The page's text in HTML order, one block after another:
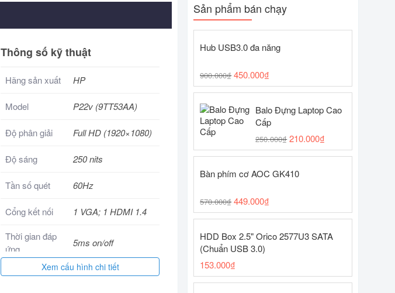
Thông số kỹ thuật
Hãng sản xuất HP
Model P22v (9TT53AA)
Độ phân giải Full HD (1920×1080)
Độ sáng 250 nits
Tần số quét 60Hz
Cổng kết nối
1 VGA; 1 HDMI 1.4
Thời gian đáp
ứng
5ms on/off
Điện năng tiêu
19 W (maximum),
Xem cấu hình chi tiết
Sản phẩm bán chạy
Hub USB3.0 đa năng
900.000₫ 450.000₫
Balo Đựng Laptop Cao
Cấp
250.000₫ 210.000₫
Bàn phím cơ AOC GK410
570.000₫ 449.000₫
HDD Box 2.5" Orico 2577U3 SATA
(Chuẩn USB 3.0)
153.000₫